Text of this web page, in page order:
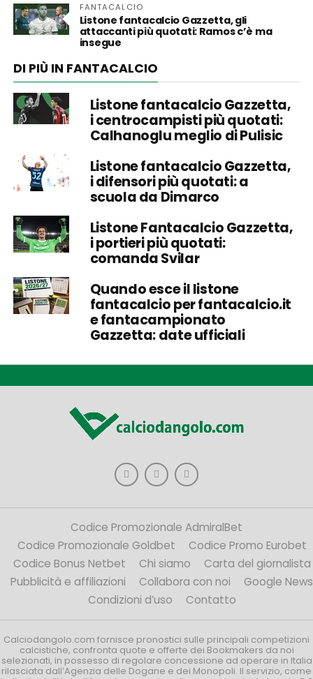
FANTACALCIO
Listone fantacalcio Gazzetta, gli
attaccanti più quotati: Ramos c’è ma
insegue
DI PIÙ IN FANTACALCIO
Listone fantacalcio Gazzetta,
i centrocampisti più quotati:
Calhanoglu meglio di Pulisic
Listone fantacalcio Gazzetta,
i difensori più quotati: a
scuola da Dimarco
Listone Fantacalcio Gazzetta,
i portieri più quotati:
comanda Svilar
Quando esce il listone
fantacalcio per fantacalcio.it
e fantacampionato
Gazzetta: date ufficiali
Codice Promozionale AdmiralBet
Codice Promozionale Goldbet
Codice Promo Eurobet
Codice Bonus Netbet
Chi siamo
Carta del giornalista
Pubblicità e affiliazioni
Collabora con noi
Google News
Condizioni d’uso
Contatto
Calciodangolo.com fornisce pronostici sulle principali competizioni
calcistiche, confronta quote e offerte dei Bookmakers da noi
selezionati, in possesso di regolare concessione ad operare in Italia
rilasciata dall’Agenzia delle Dogane e dei Monopoli. Il servizio, come